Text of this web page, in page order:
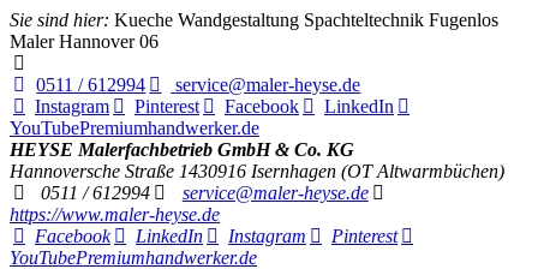
Sie sind hier: Kueche Wandgestaltung Spachteltechnik Fugenlos
Maler Hannover 06
0511 / 612994
service@maler-heyse.de
Instagram
Pinterest Facebook
LinkedIn
YouTubePremiumhandwerker.de
HEYSE Malerfachbetrieb GmbH & Co. KG
Hannoversche Straße 1430916 Isernhagen (OT Altwarmbüchen)
0511 / 612994
service@maler-heyse.de
https://www.maler-heyse.de
Facebook
LinkedIn Instagram
Pinterest
YouTubePremiumhandwerker.de